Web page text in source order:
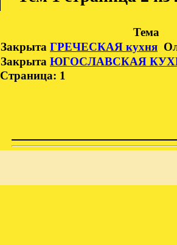
Тема
Закрыта ГРЕЧЕСКАЯ кухня
Закрыта ЮГОСЛАВСКАЯ
Страница: 1